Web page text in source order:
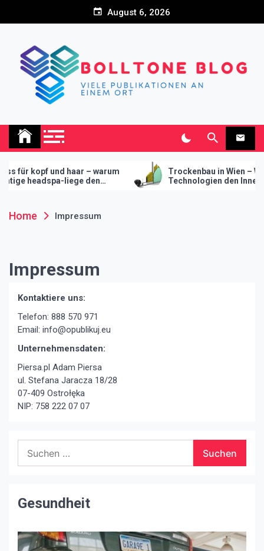
August 6, 2026
Bolltone Blog
und haar – warum
liege den
Trockenbau in Wien – Wie
Technologien den Innenausbau
revolutionieren
Home Impressum
Impressum
Kontaktiere uns:
Telefon: 888 570 971
Email: info@opublikuj.eu
Unternehmensdaten:
Piersa.pl Adam Piersa
ul. Stefana Jaracza 18/28
07-409 Ostrołęka
NIP: 758 222 07 07
nach:
Gesundheit